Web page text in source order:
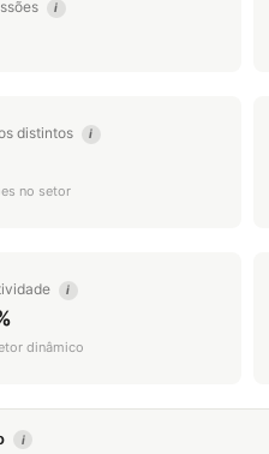
i
distintos i
no setor
i
dinâmico
i